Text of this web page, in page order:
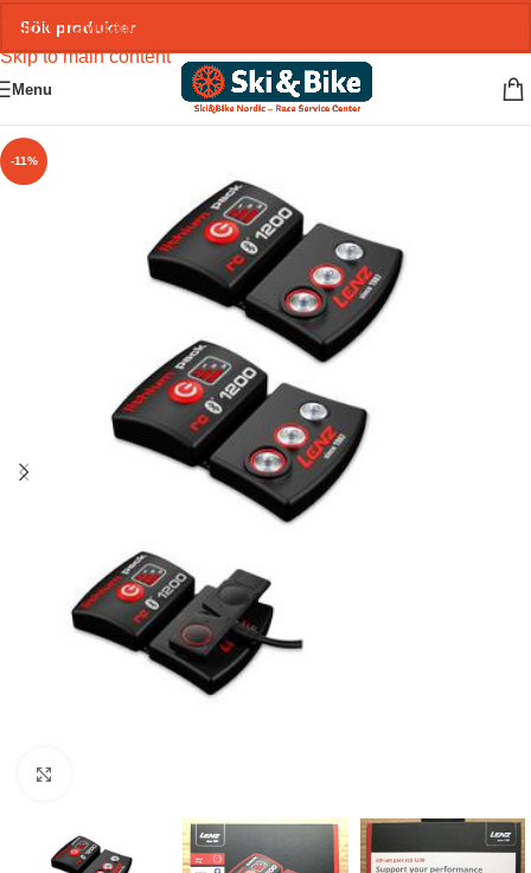
Skip to navigation
Skip to main content
Menu
-11%